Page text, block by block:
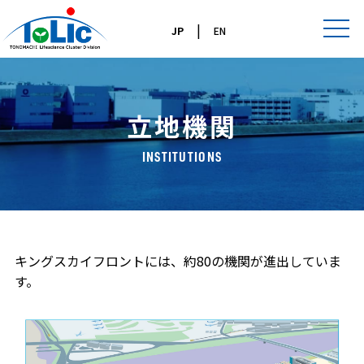
JP| EN
立地機関
INSTITUTIONS
キングスカイフロントには、約80の機関が進出していま
す。